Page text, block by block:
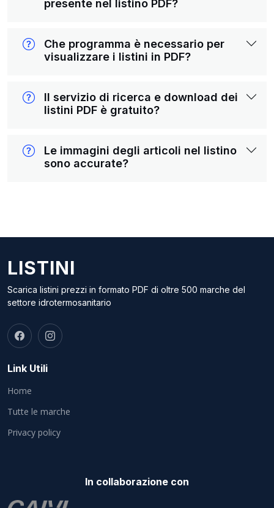
presente nel listino PDF?
Che programma è necessario per
visualizzare i listini in PDF?
Il servizio di ricerca e download dei
listini PDF è gratuito?
Le immagini degli articoli nel listino
sono accurate?
LISTINI
Scarica listini prezzi in formato PDF di oltre 500 marche del
settore idrotermosanitario
Link Utili
Home
Tutte le marche
Privacy policy
In collaborazione con